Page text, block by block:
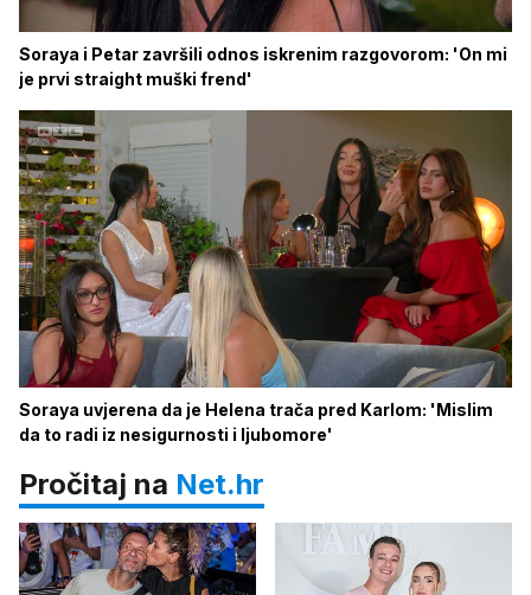
Soraya i Petar završili odnos iskrenim razgovorom: 'On mi
je prvi straight muški frend'
Soraya uvjerena da je Helena trača pred Karlom: 'Mislim
da to radi iz nesigurnosti i ljubomore'
Pročitaj na Net.hr